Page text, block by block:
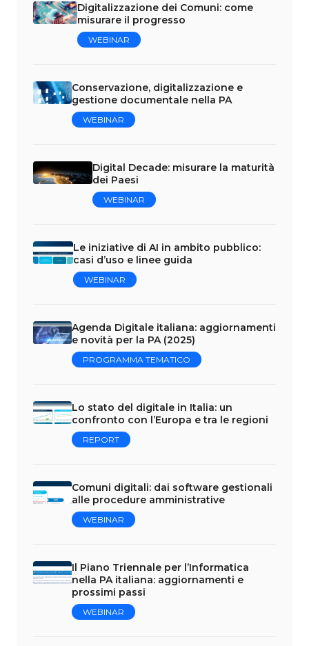
Digitalizzazione dei Comuni: come
misurare il progresso
WEBINAR
Conservazione, digitalizzazione e
gestione documentale nella PA
WEBINAR
Digital Decade: misurare la maturità
dei Paesi
WEBINAR
Le iniziative di AI in ambito pubblico:
casi d’uso e linee guida
WEBINAR
Agenda Digitale italiana: aggiornamenti
e novità per la PA (2025)
PROGRAMMA TEMATICO
Lo stato del digitale in Italia: un
confronto con l’Europa e tra le regioni
REPORT
Comuni digitali: dai software gestionali
alle procedure amministrative
WEBINAR
Il Piano Triennale per l’Informatica
nella PA italiana: aggiornamenti e
prossimi passi
WEBINAR